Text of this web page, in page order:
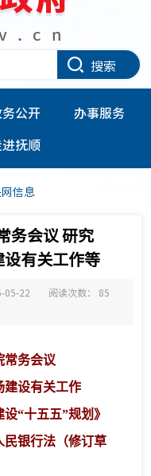
搜索
公开
办事服务
抚顺
信息
务会议 研究
有关工作等
05-22 阅读次数： 85
常务会议
建设有关工作
“十五五”规划》
民银行法（修订草